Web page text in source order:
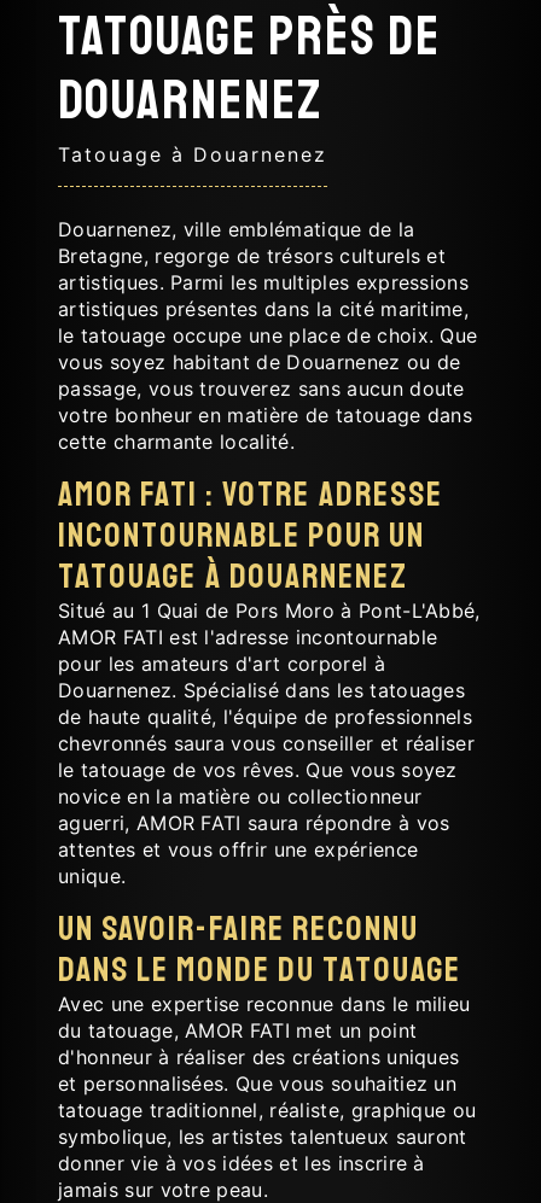
Tatouage près de
Douarnenez
Tatouage à Douarnenez
Douarnenez, ville emblématique de la
Bretagne, regorge de trésors culturels et
artistiques. Parmi les multiples expressions
artistiques présentes dans la cité maritime,
le tatouage occupe une place de choix. Que
vous soyez habitant de Douarnenez ou de
passage, vous trouverez sans aucun doute
votre bonheur en matière de tatouage dans
cette charmante localité.
AMOR FATI : Votre adresse
incontournable pour un
tatouage à Douarnenez
Situé au 1 Quai de Pors Moro à Pont-L'Abbé,
AMOR FATI est l'adresse incontournable
pour les amateurs d'art corporel à
Douarnenez. Spécialisé dans les tatouages
de haute qualité, l'équipe de professionnels
chevronnés saura vous conseiller et réaliser
le tatouage de vos rêves. Que vous soyez
novice en la matière ou collectionneur
aguerri, AMOR FATI saura répondre à vos
attentes et vous offrir une expérience
unique.
Un savoir-faire reconnu
dans le monde du tatouage
Avec une expertise reconnue dans le milieu
du tatouage, AMOR FATI met un point
d'honneur à réaliser des créations uniques
et personnalisées. Que vous souhaitiez un
tatouage traditionnel, réaliste, graphique ou
symbolique, les artistes talentueux sauront
donner vie à vos idées et les inscrire à
jamais sur votre peau.